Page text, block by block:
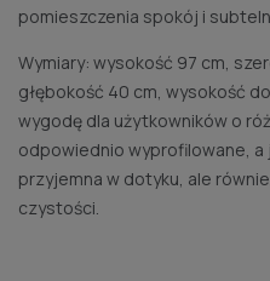
pomieszczenia spokój i
Wymiary: wysokość 97 cm,
głębokość 40 cm, wysokość
wygodę dla użytkowników o
odpowiednio wyprofilowane,
przyjemna w dotyku, ale
czystości.